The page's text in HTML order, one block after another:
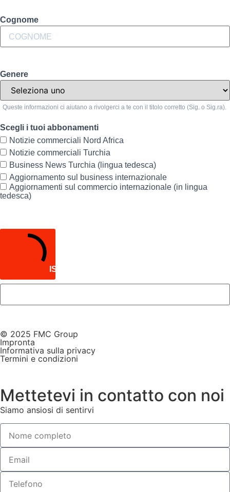
Cognome
Genere
Queste informazioni ci aiutano a rivolgerci a te con il titolo corretto (Sig. o Sig.ra).
Scegli i tuoi abbonamenti
Notizie commerciali Nord Africa
Notizie commerciali Turchia
Business News Turchia (lingua tedesca)
Aggiornamento sul business internazionale
Aggiornamenti sul commercio internazionale (in lingua
tedesca)
ISCRIVITI
© 2025 FMC Group
Impronta
Informativa sulla privacy
Termini e condizioni
Mettetevi in contatto con noi
Siamo ansiosi di sentirvi